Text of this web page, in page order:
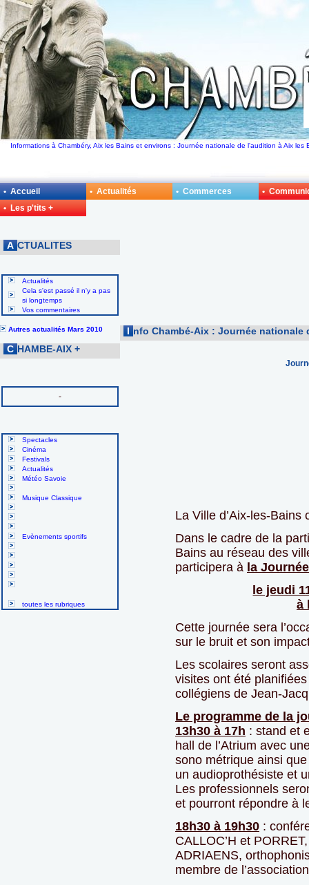
Informations à Chambéry, Aix les Bains et environs : Journée nationale de l'audition à Aix les
A CTUALITES
Actualités
Cela s'est passé il n'y a pas
si longtemps
Vos commentaires
Autres actualités Mars 2010
C HAMBE-AIX +
-
Spectacles
Cinéma
Festivals
Actualités
Météo Savoie
Musique Classique
Evènements sportifs
toutes les rubriques
I nfo Chambé-Aix : Journée
La Ville d’Aix-les-Bains
Dans le cadre de la
Bains au réseau des
participera à la
le jeudi
à
Cette journée sera
sur le bruit et son
Les scolaires seront
visites ont été
collégiens de Jean-
Le programme de la
13h30 à 17h : stand et
hall de l’Atrium avec
sono métrique ainsi
un audioprothésiste et
Les professionnels
et pourront répondre à
18h30 à 19h30 :
CALLOC’H et
ADRIAENS,
membre de
• Accueil • Actualités • Commerces
•
• Les p'tits +